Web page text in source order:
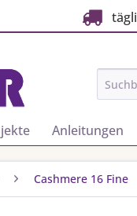
Anleitungen
Cashmere 16 Fine